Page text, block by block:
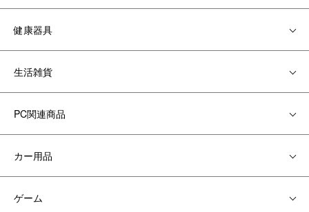
健康器具
生活雑貨
PC関連商品
カー用品
ゲーム